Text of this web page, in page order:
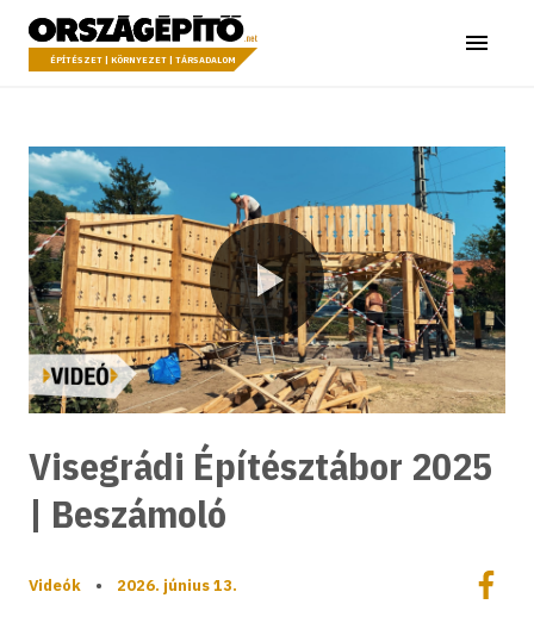
a tartalomhoz
Országépítő
ÉPÍTÉSZET | KÖRNYEZET | TÁRSADALOM Menü
Lejátszás
Visegrádi Építésztábor 2025
| Beszámoló
Videók • 2026. június 13.